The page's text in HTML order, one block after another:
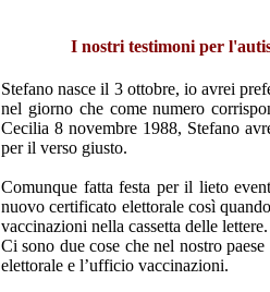
I nostri testimoni per
Stefano nasce il 3 ottobre, io avrei
nel giorno che come numero
Cecilia 8 novembre 1988, Stefano
per il verso giusto.
Comunque fatta festa per il lieto
nuovo certificato elettorale così
vaccinazioni nella cassetta delle lettere.
Ci sono due cose che nel nostro
elettorale e l’ufficio vaccinazioni.